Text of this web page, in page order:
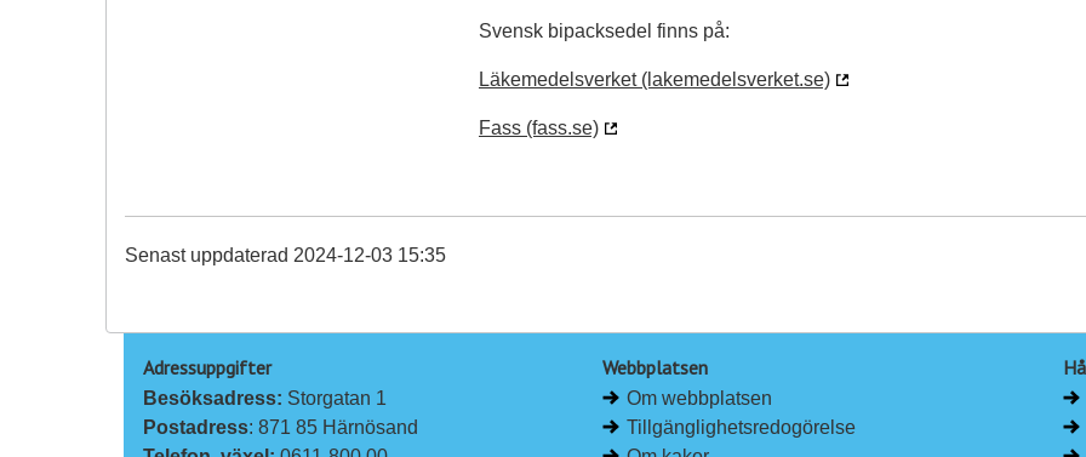
Svensk bipacksedel finns på:
Läkemedelsverket (lakemedelsverket.se)
Fass (fass.se)
Senast uppdaterad 2024-12-03 15:35
Adressuppgifter
Besöksadress: Storgatan 1
Postadress: 871 85 Härnösand
Webbplatsen
Om webbplatsen
Tillgänglighetsredogörelse